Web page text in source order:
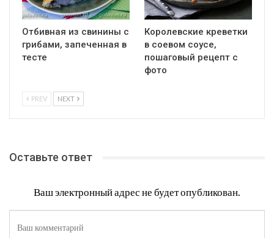
Отбивная из свинины с
грибами, запеченная в
тесте
Королевские креветки
в соевом соусе,
пошаговый рецепт с
фото
PREV NEXT
Оставьте ответ
Ваш электронный адрес не будет опубликован.